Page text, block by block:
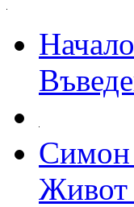
Начало
Живот